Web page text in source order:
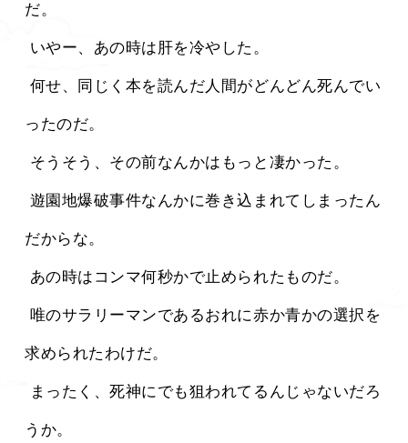
だ。
いやー、あの時は肝を冷やした。
ったのだ。
そうそう、その前なんかはもっと凄かった。
だからな。
あの時はコンマ何秒かで止められたものだ。
求められたわけだ。
うか。